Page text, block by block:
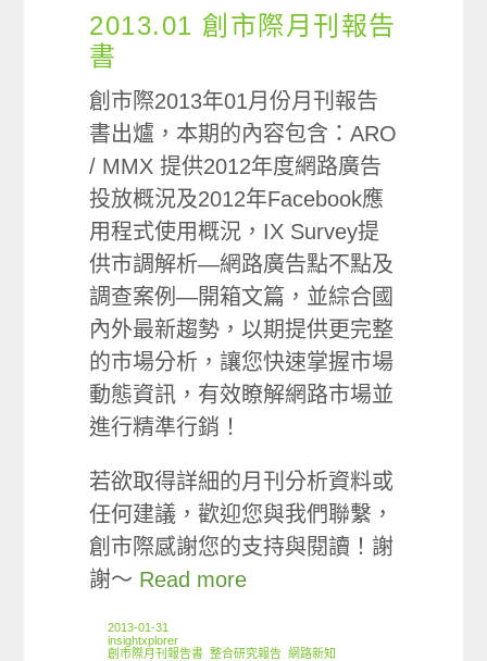
2013.01 創市際月刊報告
書
創市際2013年01月份月刊報告
書出爐，本期的內容包含：ARO
/ MMX 提供2012年度網路廣告
投放概況及2012年Facebook應
用程式使用概況，IX Survey提
供市調解析—網路廣告點不點及
調查案例—開箱文篇，並綜合國
內外最新趨勢，以期提供更完整
的市場分析，讓您快速掌握市場
動態資訊，有效瞭解網路市場並
進行精準行銷！
若欲取得詳細的月刊分析資料或
任何建議，歡迎您與我們聯繫，
創市際感謝您的支持與閱讀！謝
謝～ Read more
2013-01-31
insightxplorer
創市際月刊報告書 ,整合研究報告 ,網路新知